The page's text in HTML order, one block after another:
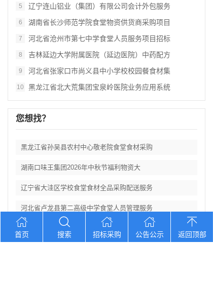
5 辽宁连山铝业（集团）有限公司会计外包服务
6 湖南省长沙师范学院食堂物资供货商采购项目
7 河北省沧州市第七中学食堂人员服务项目招标
8 吉林延边大学附属医院（延边医院）中药配方
9 河北省张家口市尚义县中小学校校园餐食材集
10 黑龙江省北大荒集团宝泉岭医院业务应用系统
您想找？
黑龙江省孙吴县农村中心敬老院食堂食材采购
湖南口味王集团2026年中秋节福利物资大
辽宁省大洼区学校食堂食材全品采购配送服务
河北省卢龙县第二高级中学食堂人员管理服务
辽宁连山铝业（集团）有限公司会计外包服务
首页 搜索 招标采购 公告公示 返回顶部